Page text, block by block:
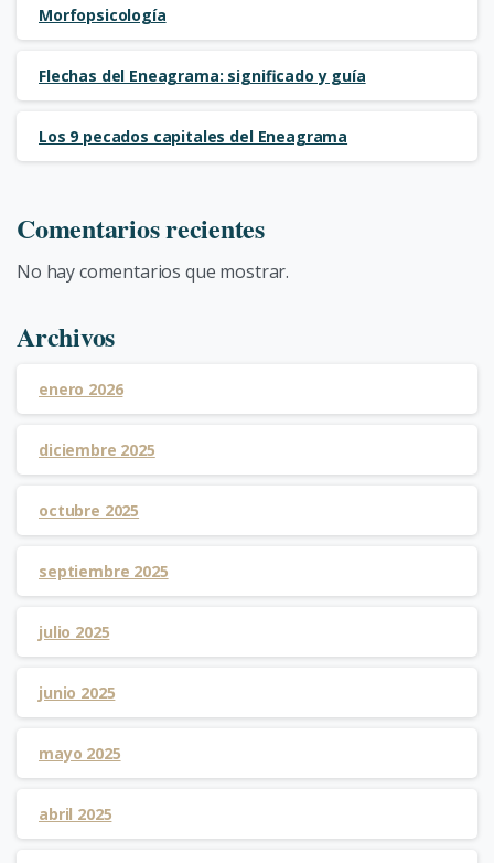
Morfopsicología
Flechas del Eneagrama: significado y guía
Los 9 pecados capitales del Eneagrama
Comentarios recientes
No hay comentarios que mostrar.
Archivos
enero 2026
diciembre 2025
octubre 2025
septiembre 2025
julio 2025
junio 2025
mayo 2025
abril 2025